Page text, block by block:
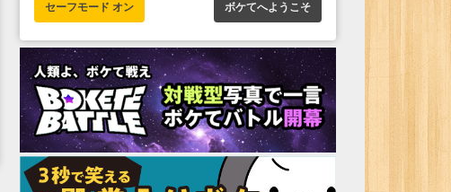
セーフモード オン ボケてへようこそ